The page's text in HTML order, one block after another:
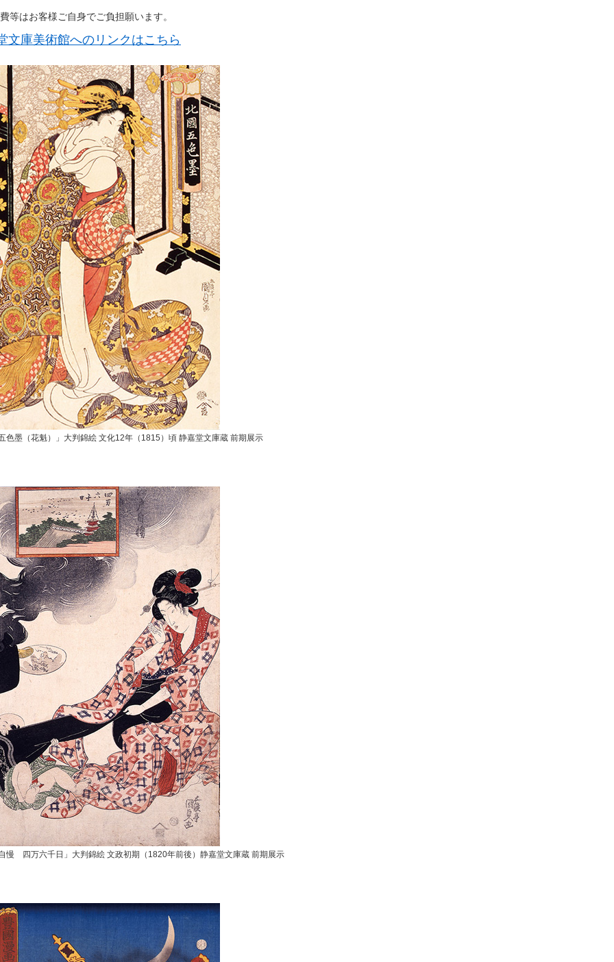
等はお客様ご自身でご負担願います。
文庫美術館へのリンクはこちら
色墨（花魁）」大判錦絵 文化12年（1815）頃 静嘉堂文庫蔵 前期展示
慢 四万六千日」大判錦絵 文政初期（1820年前後）静嘉堂文庫蔵 前期展示